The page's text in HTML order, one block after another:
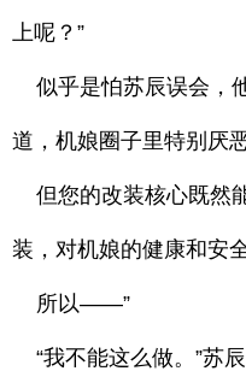
上呢？”
似乎是怕苏辰误会，
道，机娘圈子里特别厌
但您的改装核心既然
装，对机娘的健康和安
所以——”
“我不能这么做。”苏